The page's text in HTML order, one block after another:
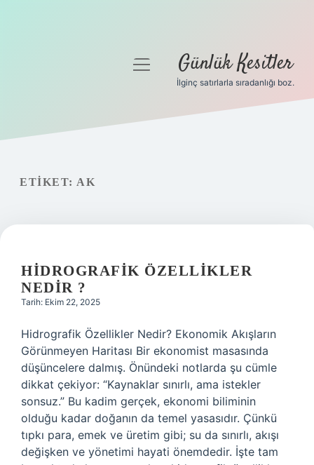
Hakkımızda
menüyü
Günlük Kesitler
İlginç satırlarla sıradanlığı boz.
ETIKET: AK
HIDROGRAFIK ÖZELLIKLER
NEDIR ?
Tarih: Ekim 22, 2025
Hidrografik Özellikler Nedir? Ekonomik Akışların
Görünmeyen Haritası Bir ekonomist masasında
düşüncelere dalmış. Önündeki notlarda şu cümle
dikkat çekiyor: “Kaynaklar sınırlı, ama istekler
sonsuz.” Bu kadim gerçek, ekonomi biliminin
olduğu kadar doğanın da temel yasasıdır. Çünkü
tıpkı para, emek ve üretim gibi; su da sınırlı, akışı
değişken ve yönetimi hayati önemdedir. İşte tam